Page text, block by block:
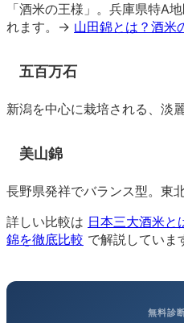
「酒米の王様」。兵庫県特A
れます。→ 山田錦とは？酒米
五百万石
新潟を中心に栽培される、淡
美山錦
長野県発祥でバランス型。東
詳しい比較は 日本三大酒米と
錦を徹底比較 で解説していま
無料診